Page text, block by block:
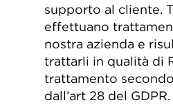
supporto al cliente.
effettuano
nostra azienda e
trattarli in qualità di
trattamento
dall’art 28 del GDPR.